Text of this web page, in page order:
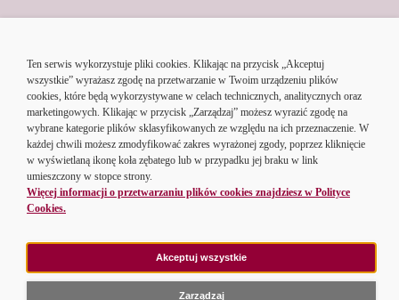
Ustawienia cookies
© 2026 Alior Bank SA | Korzystając z serwisu Alior Banku,
akceptujeszregulamin portaluipolitykę cookies.